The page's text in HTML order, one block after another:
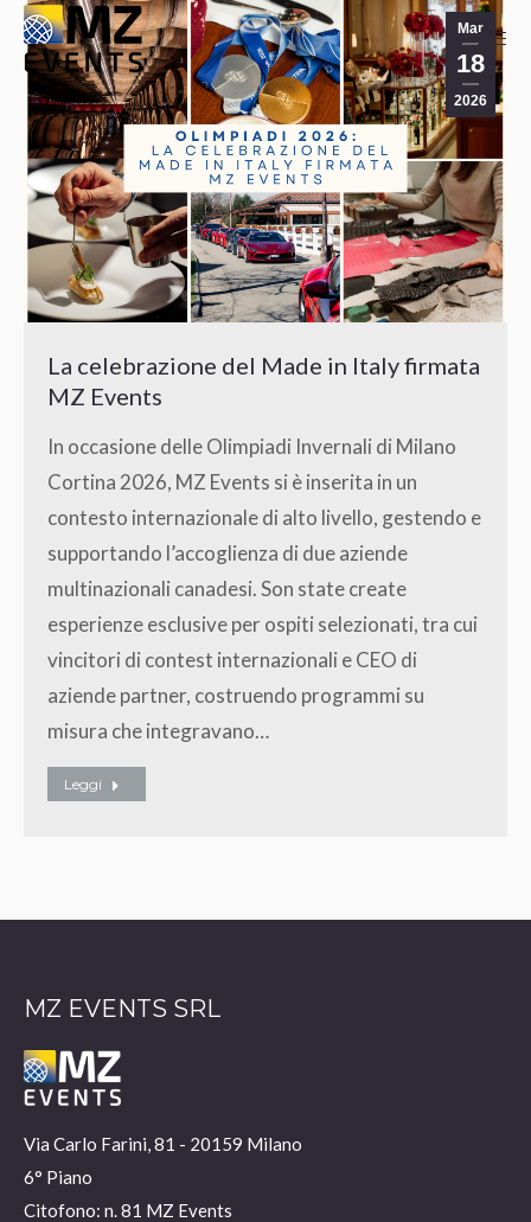
Mar
18
2026
La celebrazione del Made in Italy firmata
MZ Events
In occasione delle Olimpiadi Invernali di Milano
Cortina 2026, MZ Events si è inserita in un
contesto internazionale di alto livello, gestendo e
supportando l’accoglienza di due aziende
multinazionali canadesi. Son state create
esperienze esclusive per ospiti selezionati, tra cui
vincitori di contest internazionali e CEO di
aziende partner, costruendo programmi su
misura che integravano…
Leggi
MZ EVENTS SRL
Via Carlo Farini, 81 - 20159 Milano
6° Piano
Citofono: n. 81 MZ Events